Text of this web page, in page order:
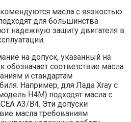
масла с вязкостью
для большинства
надежную защиту двигателя в
на допуск, указанный на
обозначает соответствие масла
и стандартам
Например, для Лада Xray с
H4M) подходят масла с
A3/B4. Эти допуски
масла требованиям